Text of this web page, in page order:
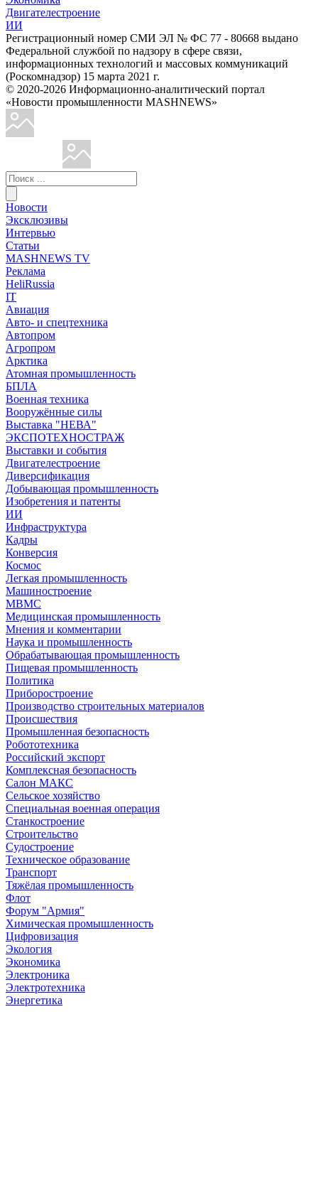
Двигателестроение
ИИ
Регистрационный номер СМИ ЭЛ № ФС 77 - 80668 выдано
Федеральной службой по надзору в сфере связи,
информационных технологий и массовых коммуникаций
(Роскомнадзор) 15 марта 2021 г.
© 2020-2026 Информационно-аналитический портал
«Новости промышленности MASHNEWS»
Новости
Эксклюзивы
Интервью
Статьи
MASHNEWS TV
Реклама
HeliRussia
IT
Авиация
Авто- и спецтехника
Автопром
Агропром
Арктика
Атомная промышленность
БПЛА
Военная техника
Вооружённые силы
Выставка "НЕВА"
ЭКСПОТЕХНОСТРАЖ
Выставки и события
Двигателестроение
Диверсификация
Добывающая промышленность
Изобретения и патенты
ИИ
Инфраструктура
Кадры
Конверсия
Космос
Легкая промышленность
Машиностроение
МВМС
Медицинская промышленность
Мнения и комментарии
Наука и промышленность
Обрабатывающая промышленность
Пищевая промышленность
Политика
Приборостроение
Производство строительных материалов
Происшествия
Промышленная безопасность
Робототехника
Российский экспорт
Комплексная безопасность
Салон МАКС
Сельское хозяйство
Специальная военная операция
Станкостроение
Строительство
Судостроение
Техническое образование
Транспорт
Тяжёлая промышленность
Флот
Форум "Армия"
Химическая промышленность
Цифровизация
Экология
Экономика
Электроника
Электротехника
Энергетика